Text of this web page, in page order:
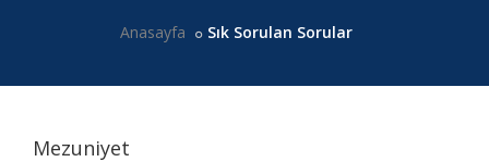
Anasayfa Sık Sorulan Sorular
Mezuniyet